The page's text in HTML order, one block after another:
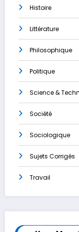
Histoire
Littérature
Philosophique
Politique
Science &
Société
Sociologique
Sujets Corrigés
Travail